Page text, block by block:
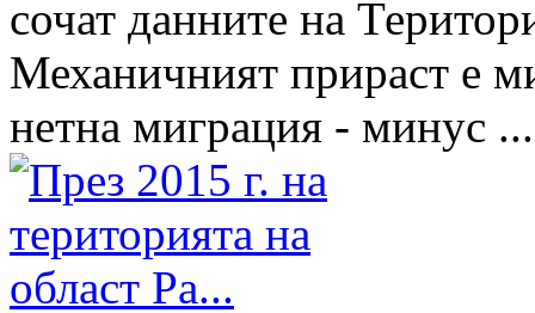
сочат данните на
Механичният прираст е
нетна миграция - минус ...